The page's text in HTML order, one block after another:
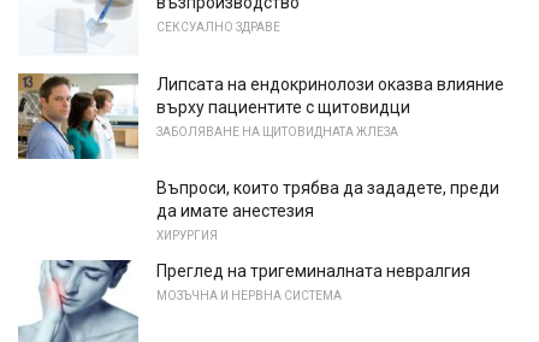
СЕКСУАЛНО ЗДРАВЕ
Липсата на ендокринолози оказва влияние
върху пациентите с щитовидци
ЗАБОЛЯВАНЕ НА ЩИТОВИДНАТА ЖЛЕЗА
Въпроси, които трябва да зададете, преди
да имате анестезия
ХИРУРГИЯ
Преглед на тригеминалната невралгия
МОЗЪЧНА И НЕРВНА СИСТЕМА